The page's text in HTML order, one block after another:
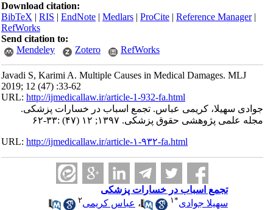
Download citation:
BibTeX|RIS|EndNote|Medlars|ProCite|Reference Manager
RefWorks
Send citation to:
Mendeley
Zotero RefWorks
Javadi S, Karimi A. Multiple Causes in Medical Damages. MLJ
2019; 12 (47) :33-62
URL:http://ijmedicallaw.ir/article-1-932-fa.html
جوادی سهیلا، کریمی عباس. تجمع اسباب در خسارات پزشکی.
مجله علمی پژوهشی حقوق پزشکی. ۱۳۹۷; ۱۲ (۴۷) :۳۳-۶۲
URL:http://ijmedicallaw.ir/article-۱-۹۳۲-fa.html
تجمع اسباب در خسارات پزشکی
سهیلا جوادی* ۱ ،عباس کریمی